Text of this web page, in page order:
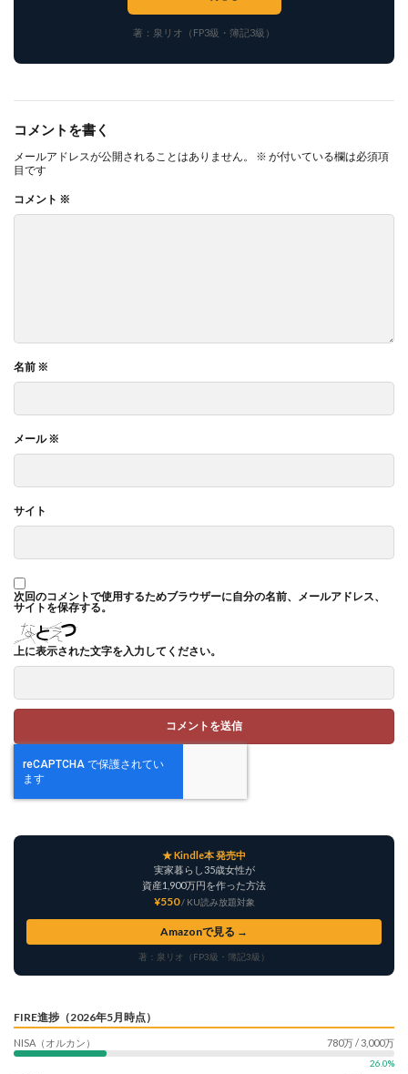
著：泉リオ（FP3級・簿記3級）
コメントを書く
メールアドレスが公開されることはありません。 ※ が付いている欄は必須項
目です
コメント ※
名前 ※
メール※
サイト
次回のコメントで使用するためブラウザーに自分の名前、メールアドレス、
サイトを保存する。
上に表示された文字を入力してください。
★ Kindle本 発売中
実家暮らし35歳女性が
資産1,900万円を作った方法
¥550 / KU読み放題対象
Amazonで見る →
著：泉リオ（FP3級・簿記3級）
FIRE進捗（2026年5月時点）
NISA（オルカン） 780万 / 3,000万
26.0%